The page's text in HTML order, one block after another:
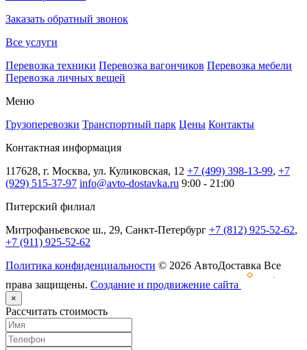
Заказать обратный звонок
Все услуги
Перевозка техники Перевозка вагончиков Перевозка мебели
Перевозка личных вещей
Меню
Грузоперевозки Транспортный парк Цены Контакты
Контактная информация
117628, г. Москва, ул. Куликовская, 12 +7 (499) 398-13-99, +7
(929) 515-37-97 info@avto-dostavka.ru 9:00 - 21:00
Питерский филиал
Митрофаньевское ш., 29, Санкт-Петербург +7 (812) 925-52-62,
+7 (911) 925-52-62
Политика конфиденциальности © 2026 АвтоДоставка Все
права защищены. Создание и продвижение сайта
×
Рассчитать стоимость